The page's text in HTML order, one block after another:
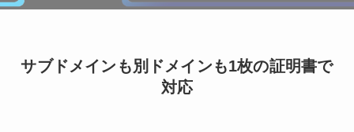
サブドメインも別ドメインも1枚の証明書で
対応